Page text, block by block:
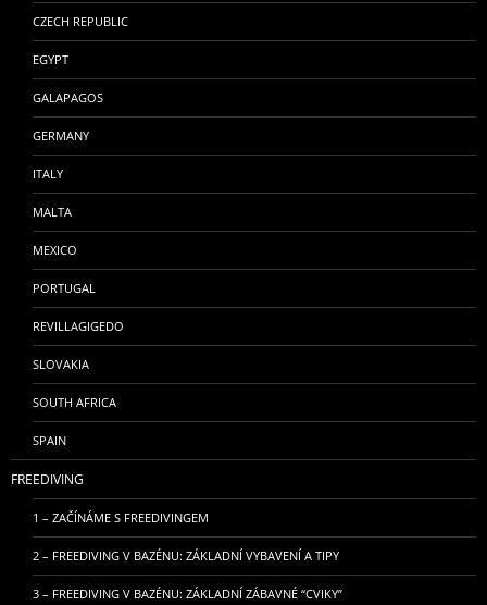
CZECH REPUBLIC
EGYPT
GALAPAGOS
GERMANY
ITALY
MALTA
MEXICO
PORTUGAL
REVILLAGIGEDO
SLOVAKIA
SOUTH AFRICA
SPAIN
FREEDIVING
1 – ZAČÍNÁME S FREEDIVINGEM
2 – FREEDIVING V BAZÉNU: ZÁKLADNÍ VYBAVENÍ A TIPY
3 – FREEDIVING V BAZÉNU: ZÁKLADNÍ ZÁBAVNÉ “CVIKY”